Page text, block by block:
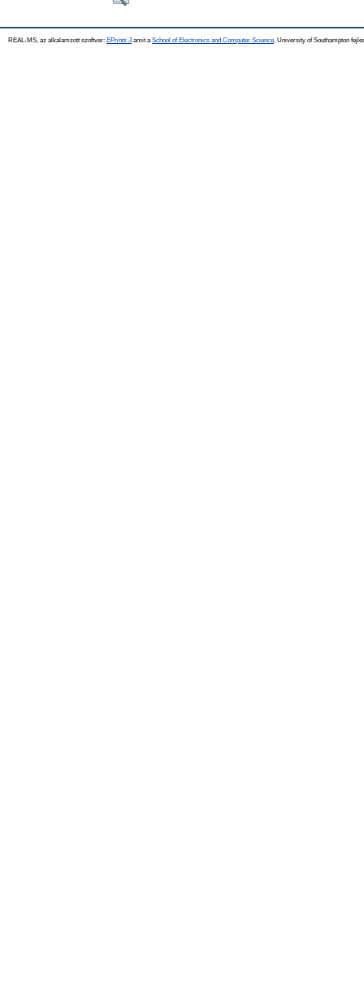
REAL-MS, az alkalamzott szoftver: EPrints 3amit a School of Electronics and Computer Science , University of Southampton